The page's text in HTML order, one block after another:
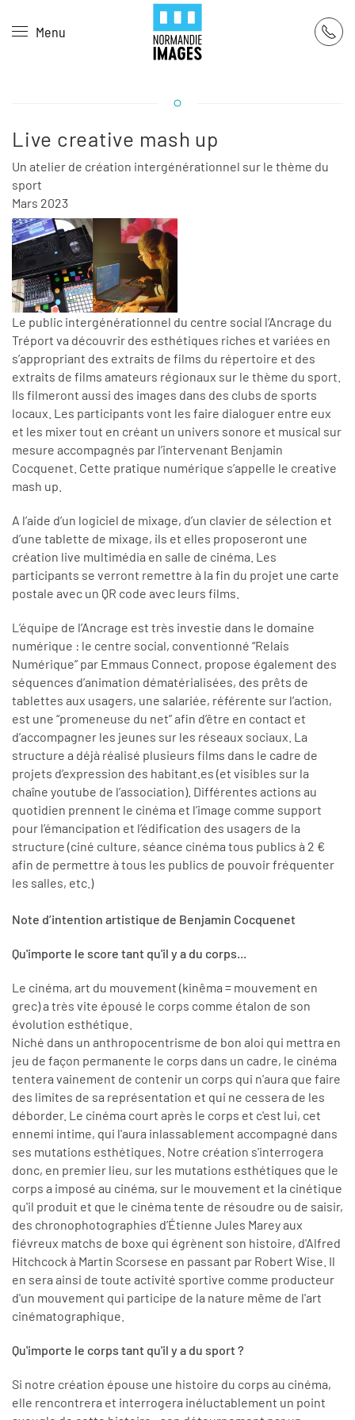
Skip to main content
Menu
Live creative mash up
Un atelier de création intergénérationnel sur le thème du
sport
Mars 2023
Le public intergénérationnel du centre social l’Ancrage du
Tréport va découvrir des esthétiques riches et variées en
s’appropriant des extraits de films du répertoire et des
extraits de films amateurs régionaux sur le thème du sport.
Ils filmeront aussi des images dans des clubs de sports
locaux. Les participants vont les faire dialoguer entre eux
et les mixer tout en créant un univers sonore et musical sur
mesure accompagnés par l’intervenant Benjamin
Cocquenet. Cette pratique numérique s’appelle le creative
mash up.
A l’aide d’un logiciel de mixage, d’un clavier de sélection et
d’une tablette de mixage, ils et elles proposeront une
création live multimédia en salle de cinéma. Les
participants se verront remettre à la fin du projet une carte
postale avec un QR code avec leurs films.
L’équipe de l’Ancrage est très investie dans le domaine
numérique : le centre social, conventionné “Relais
Numérique” par Emmaus Connect, propose également des
séquences d’animation dématérialisées, des prêts de
tablettes aux usagers, une salariée, référente sur l’action,
est une “promeneuse du net” afin d’être en contact et
d’accompagner les jeunes sur les réseaux sociaux. La
structure a déjà réalisé plusieurs films dans le cadre de
projets d’expression des habitant.es (et visibles sur la
chaîne youtube de l’association). Différentes actions au
quotidien prennent le cinéma et l’image comme support
pour l’émancipation et l’édification des usagers de la
structure (ciné culture, séance cinéma tous publics à 2 €
afin de permettre à tous les publics de pouvoir fréquenter
les salles, etc.)
Note d’intention artistique de Benjamin Cocquenet
Qu'importe le score tant qu'il y a du corps...
Le cinéma, art du mouvement (kinêma = mouvement en
grec) a très vite épousé le corps comme étalon de son
évolution esthétique.
Niché dans un anthropocentrisme de bon aloi qui mettra en
jeu de façon permanente le corps dans un cadre, le cinéma
tentera vainement de contenir un corps qui n'aura que faire
des limites de sa représentation et qui ne cessera de les
déborder. Le cinéma court après le corps et c'est lui, cet
ennemi intime, qui l'aura inlassablement accompagné dans
ses mutations esthétiques. Notre création s'interrogera
donc, en premier lieu, sur les mutations esthétiques que le
corps a imposé au cinéma, sur le mouvement et la cinétique
qu'il produit et que le cinéma tente de résoudre ou de saisir,
des chronophotographies d’Étienne Jules Marey aux
fiévreux matchs de boxe qui égrènent son histoire, d'Alfred
Hitchcock à Martin Scorsese en passant par Robert Wise. Il
en sera ainsi de toute activité sportive comme producteur
d'un mouvement qui participe de la nature même de l'art
cinématographique.
Qu'importe le corps tant qu'il y a du sport ?
Si notre création épouse une histoire du corps au cinéma,
elle rencontrera et interrogera inéluctablement un point
Panneau de gestion des cookies